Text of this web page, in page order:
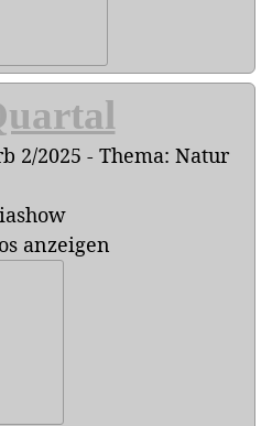
2/2025 - Thema: Natur
anzeigen